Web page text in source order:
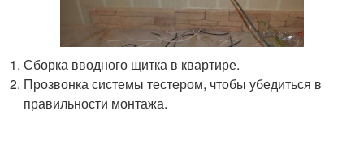
Сборка вводного щитка в квартире.
Прозвонка системы тестером, чтобы убедиться в
правильности монтажа.